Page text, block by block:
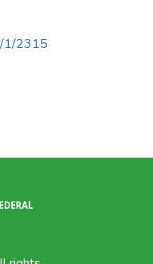
1/2315